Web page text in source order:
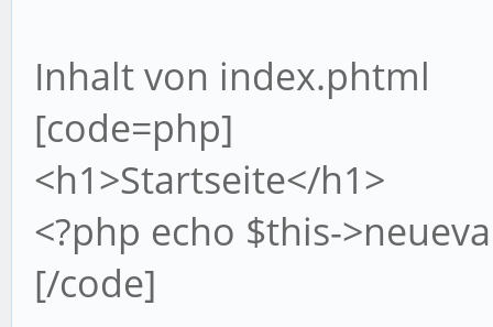
Inhalt von index.phtml
[code=php]
<h1>Startseite</h1>
<?php echo $this-
[/code]